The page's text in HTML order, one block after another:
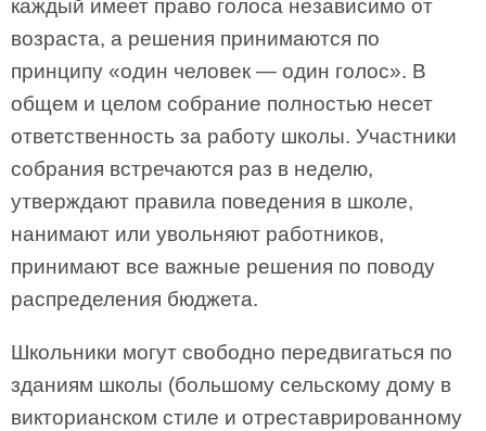
каждый имеет право голоса независимо от
возраста, а решения принимаются по
принципу «один человек — один голос». В
общем и целом собрание полностью несет
ответственность за работу школы. Участники
собрания встречаются раз в неделю,
утверждают правила поведения в школе,
нанимают или увольняют работников,
принимают все важные решения по поводу
распределения бюджета.
Школьники могут свободно передвигаться по
зданиям школы (большому сельскому дому в
викторианском стиле и отреставрированному